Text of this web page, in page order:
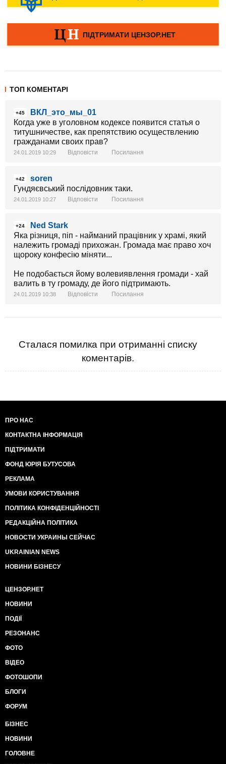
ТОП КОМЕНТАРІ
+45
ВКЛ_это_мы_01
Когда уже в уголовном кодексе появится статья о
титушничестве, как препятствию осуществлению
гражданами своих прав?
24.01.2019 10:29 Відповісти Посилання
+42
soren
Гундяєвський послідовник таки.
24.01.2019 10:27 Відповісти Посилання
+24
Ned Stark
Яка різниця, піп - найманий працівник у храмі, який
належить громаді прихожан. Громада має право хоч
щороку конфесію міняти...
Не подобається йому волевиявлення громади - хай
валить в ту громаду, де його підтримають.
24.01.2019 10:38 Відповісти Посилання
Сталася помилка при отриманні списку
коментарів.
ПРО НАС
КОНТАКТНА ІНФОРМАЦІЯ
ПІДТРИМАТИ
ФОНД ЮРІЯ БУТУСОВА
РЕКЛАМА
УМОВИ КОРИСТУВАННЯ
ПОЛІТИКА КОНФІДЕНЦІЙНОСТІ
РЕДАКЦІЙНА ПОЛІТИКА
НОВОСТИ УКРАИНЫ СЕЙЧАС
UKRAINIAN NEWS
НОВИНИ БІЗНЕСУ
ЦЕНЗОР.НЕТ
НОВИНИ
ПОДІЇ
РЕЗОНАНС
ФОТО
ВІДЕО
ФОТОШОПИ
БЛОГИ
ФОРУМ
БІЗНЕС
НОВИНИ
ГОЛОВНЕ